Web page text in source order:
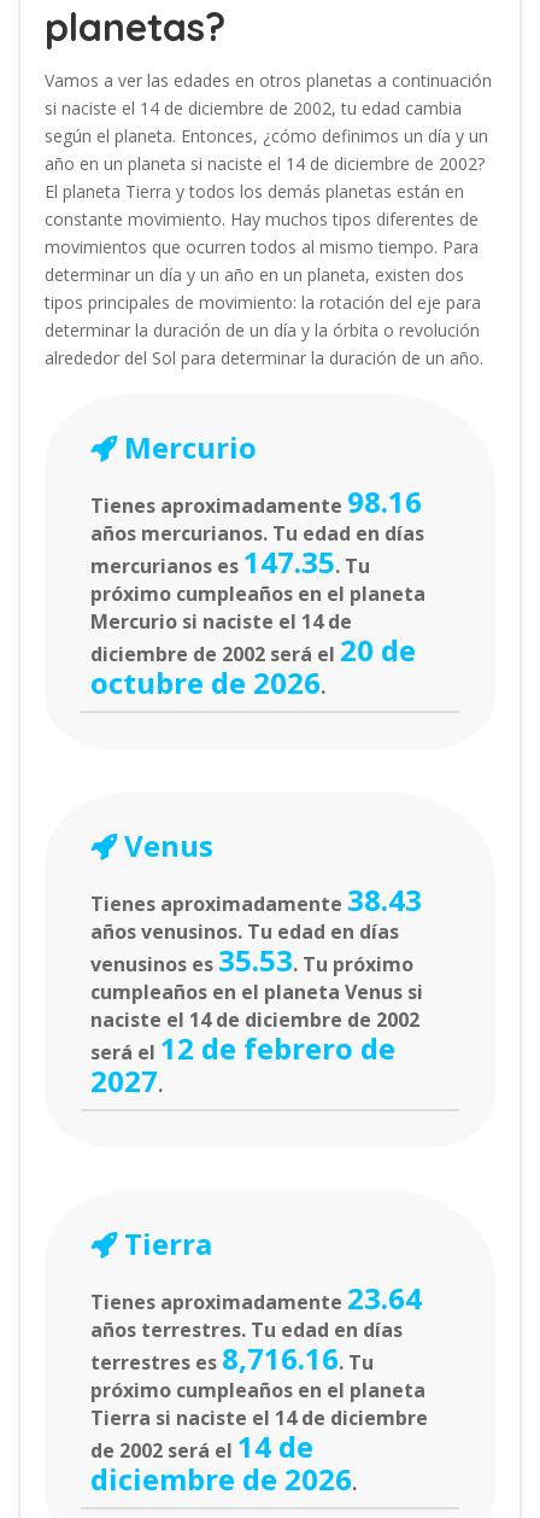
planetas?
Vamos a ver las edades en otros planetas a continuación
si naciste el 14 de diciembre de 2002, tu edad cambia
según el planeta. Entonces, ¿cómo definimos un día y un
año en un planeta si naciste el 14 de diciembre de 2002?
El planeta Tierra y todos los demás planetas están en
constante movimiento. Hay muchos tipos diferentes de
movimientos que ocurren todos al mismo tiempo. Para
determinar un día y un año en un planeta, existen dos
tipos principales de movimiento: la rotación del eje para
determinar la duración de un día y la órbita o revolución
alrededor del Sol para determinar la duración de un año.
Mercurio
Tienes aproximadamente 98.16
años mercurianos. Tu edad en días
mercurianos es 147.35. Tu
próximo cumpleaños en el planeta
Mercurio si naciste el 14 de
diciembre de 2002 será el 20 de
octubre de 2026.
Venus
Tienes aproximadamente 38.43
años venusinos. Tu edad en días
venusinos es 35.53. Tu próximo
cumpleaños en el planeta Venus si
naciste el 14 de diciembre de 2002
será el 12 de febrero de
2027.
Tierra
Tienes aproximadamente 23.64
años terrestres. Tu edad en días
terrestres es 8,716.16. Tu
próximo cumpleaños en el planeta
Tierra si naciste el 14 de diciembre
de 2002 será el 14 de
diciembre de 2026.